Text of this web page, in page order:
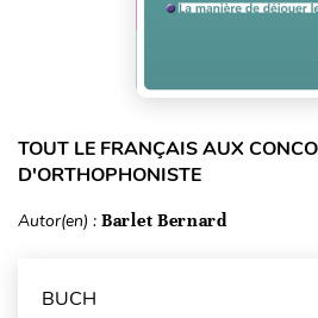
TOUT LE FRANÇAIS AUX
D'ORTHOPHONISTE
Autor(en) : Barlet Bernard
BUCH